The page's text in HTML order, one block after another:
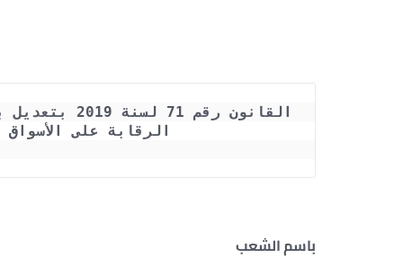
الرقابة على
باسم الشعب